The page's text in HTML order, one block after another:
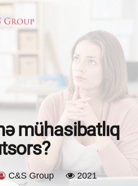
mühasibatlıq
C&S Group 2021